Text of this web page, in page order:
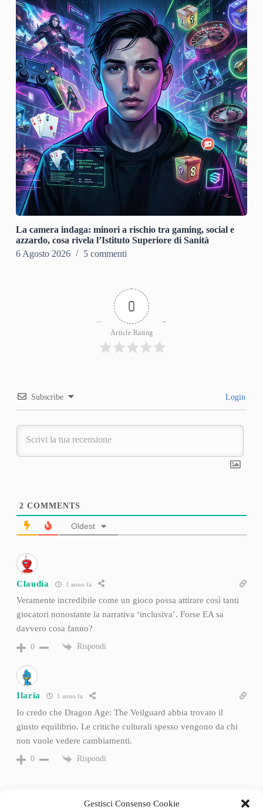
Gestisci Consenso Cookie
La camera indaga: minori a rischio tra gaming, social e
azzardo, cosa rivela l’Istituto Superiore di Sanità
6 Agosto 2026
5 commenti
0
Article Rating
Subscribe Login
2 COMMENTS
Oldest
Claudia 1 anno fa
Veramente incredibile come un gioco possa attirare così tanti
giocatori nonostante la narrativa ‘inclusiva’. Forse EA sa
davvero cosa fanno?
0 Rispondi
Ilaria 1 anno fa
Io credo che Dragon Age: The Veilguard abbia trovato il
giusto equilibrio. Le critiche culturali spesso vengono da chi
non vuole vedere cambiamenti.
0 Rispondi